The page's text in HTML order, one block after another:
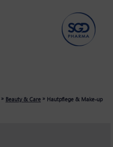
» Beauty & Care » Hautpflege & Make-up